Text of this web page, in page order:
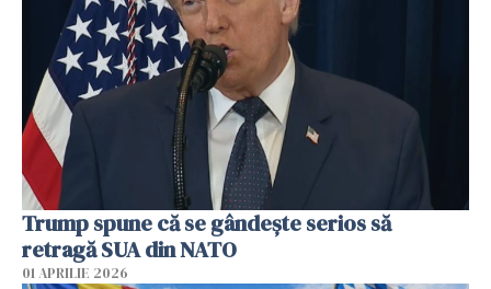
Trump spune că se gândeşte serios să
retragă SUA din NATO
01 APRILIE 2026